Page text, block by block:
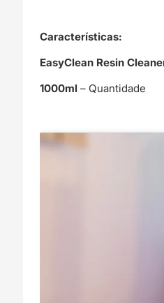
Características:
EasyClean Resin
1000ml – Quantidade